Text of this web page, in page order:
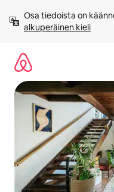
sisältö
väliin
Osa tiedoista on
alkuperäinen kieli